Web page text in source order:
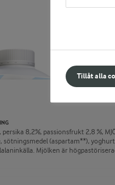
persika 8,2%, passionsfrukt 2,8 %,
sötningsmedel (aspartam**),
Mjölken är
Tillåt alla